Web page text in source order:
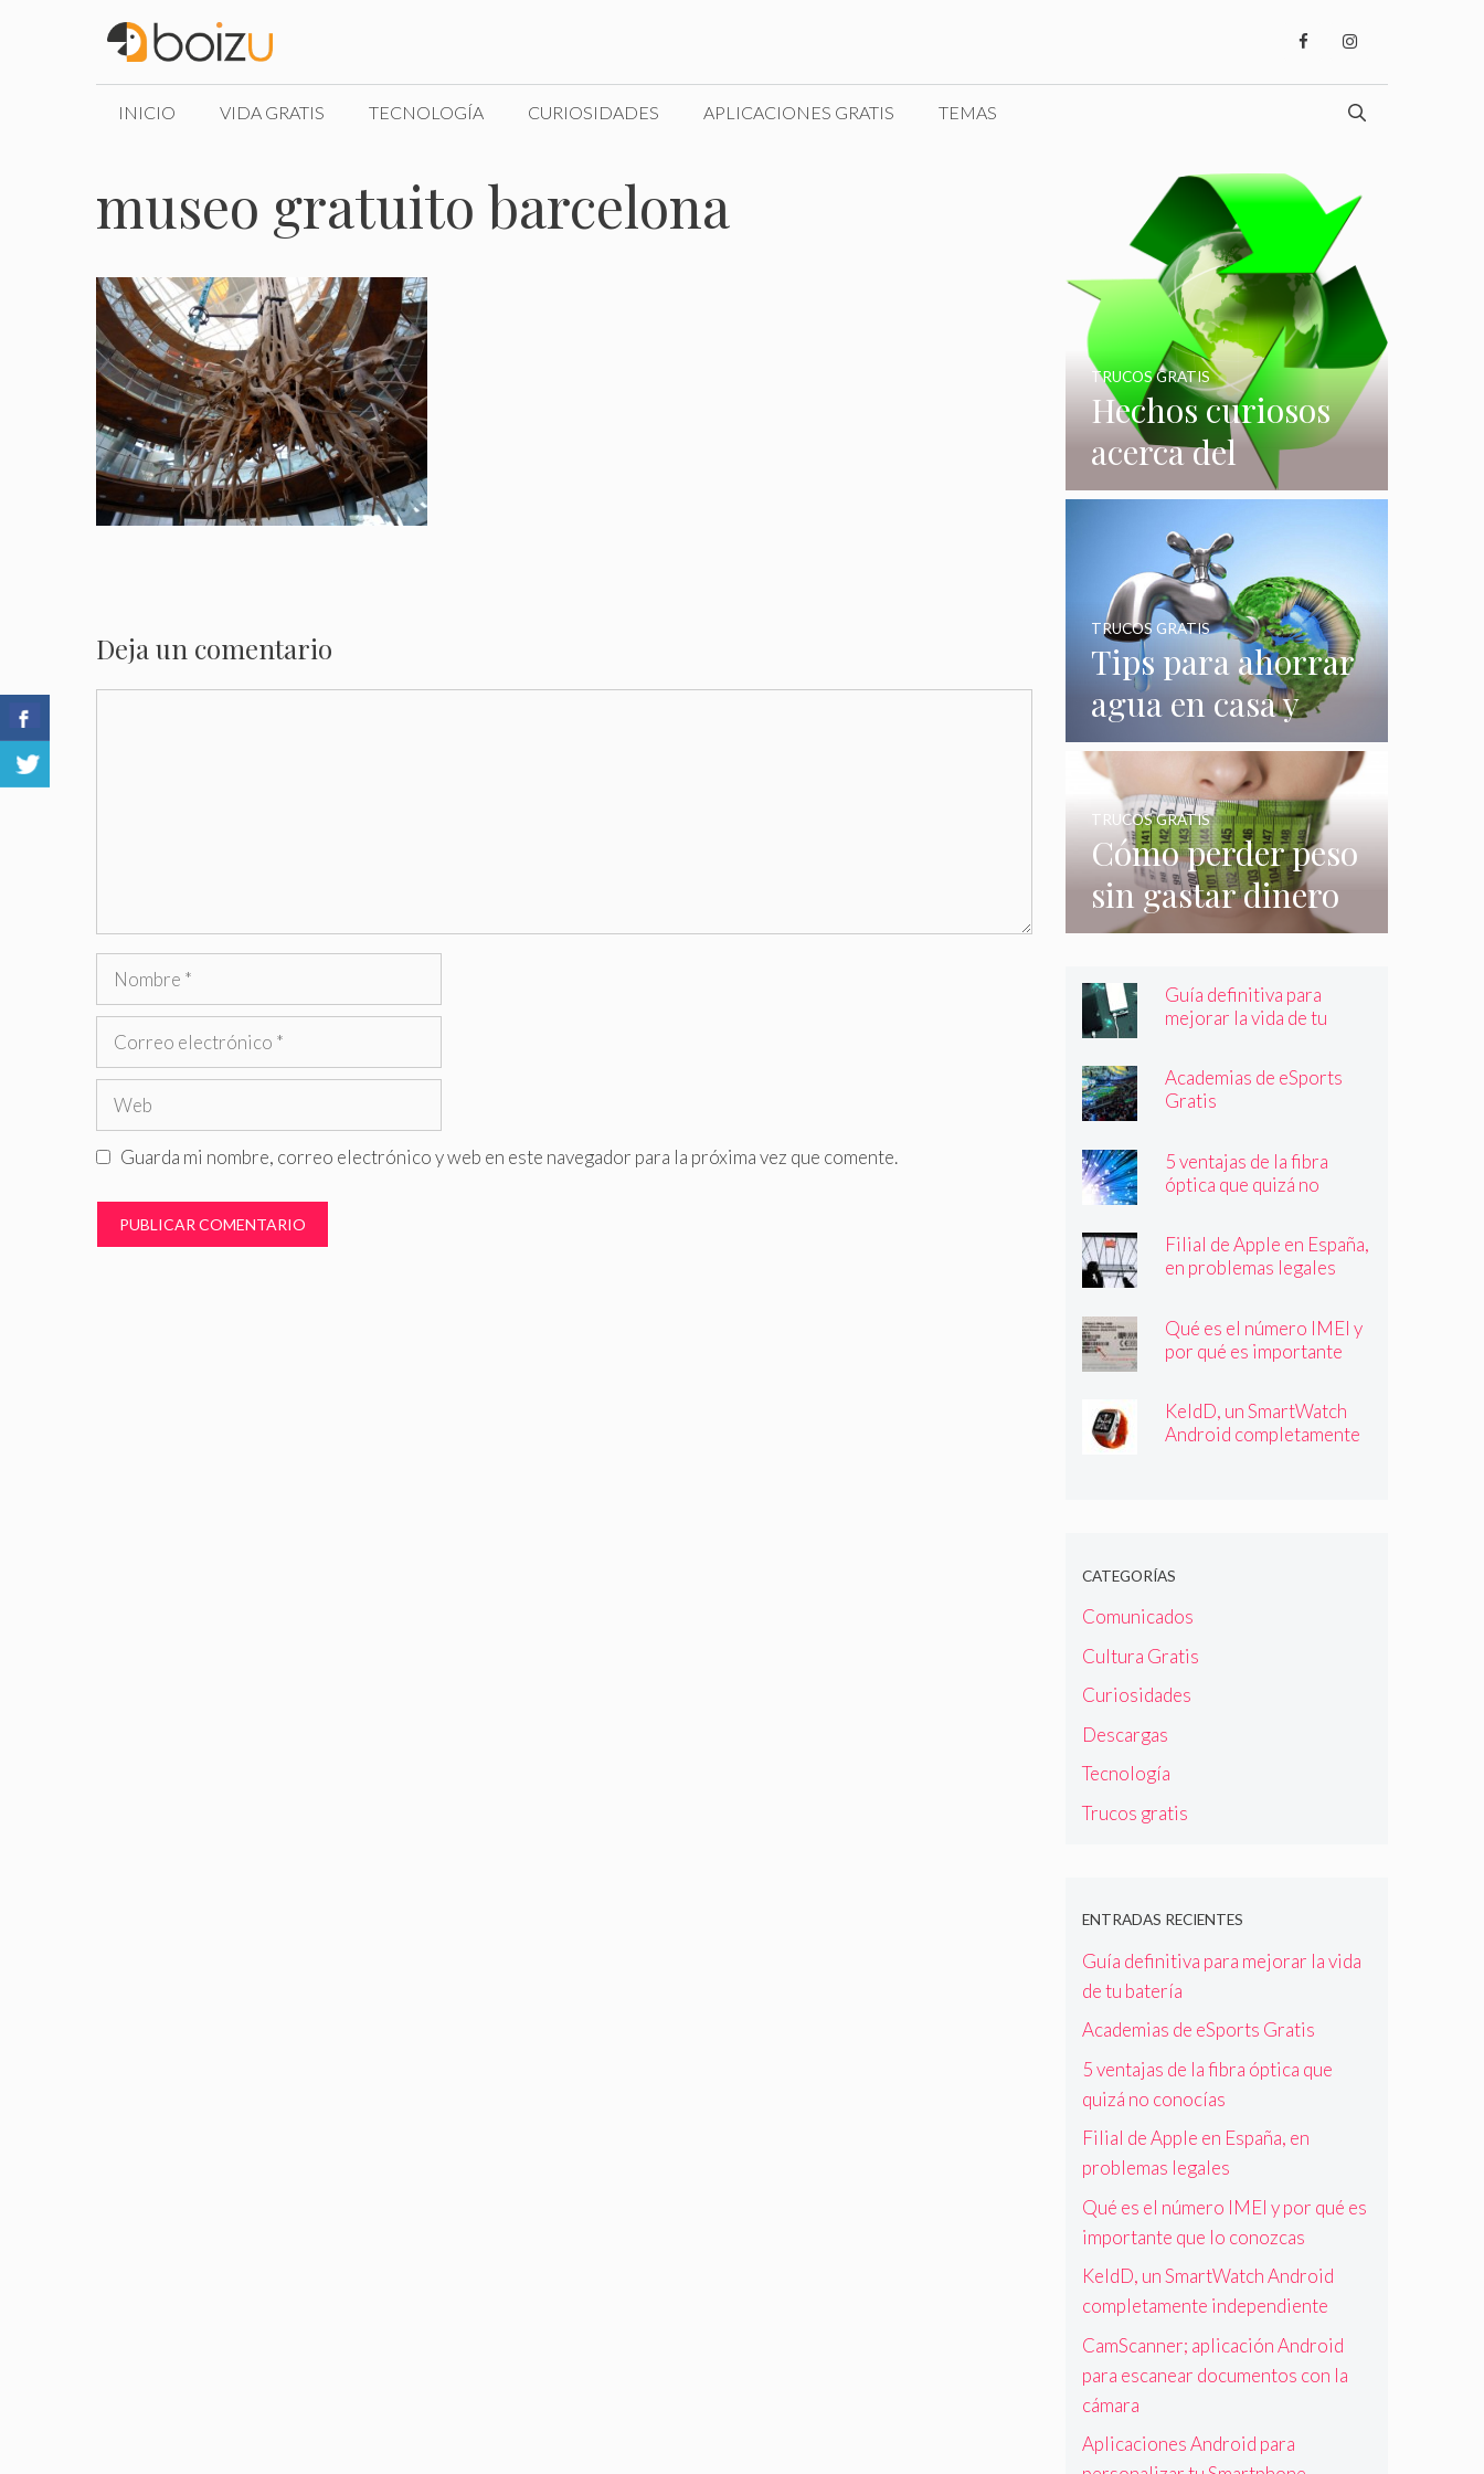
INICIO VIDA GRATIS TECNOLOGÍA CURIOSIDADES APLICACIONES GRATIS TEMAS
museo gratuito barcelona
Deja un comentario
Nombre
Correo
Web
Guarda mi nombre, correo electrónico y web en este navegador para la próxima vez que comente.
Hechos curiosos
acerca del
reciclaje que
quizás no
conocías
TRUCOS GRATIS
Tips para ahorrar
agua en casa y
gastar menos en
su consumo
TRUCOS GRATIS
Cómo perder peso
sin gastar dinero
e incluso sin
hacer nada
TRUCOS GRATIS
Guía definitiva para
mejorar la vida de tu
Academias de eSports
Gratis
5 ventajas de la fibra
óptica que quizá no
Filial de Apple en España,
en problemas legales
Qué es el número IMEI y
por qué es importante
KeldD, un SmartWatch
Android completamente
CATEGORÍAS
Comunicados
Cultura Gratis
Curiosidades
Descargas
Tecnología
Trucos gratis
ENTRADAS RECIENTES
Guía definitiva para mejorar la vida
de tu batería
Academias de eSports Gratis
5 ventajas de la fibra óptica que
quizá no conocías
Filial de Apple en España, en
problemas legales
Qué es el número IMEI y por qué es
importante que lo conozcas
KeldD, un SmartWatch Android
completamente independiente
CamScanner; aplicación Android
para escanear documentos con la
cámara
Aplicaciones Android para